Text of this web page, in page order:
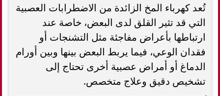
تُعد كهرباء المخ الزائدة من الاضطرابات العصبية
التي قد تثير القلق لدى البعض، خاصة عند
ارتباطها بأعراض مفاجئة مثل التشنجات أو
فقدان الوعي، فيما يربط البعض بينها وبين أورام
الدماغ أو أمراض عصبية أخرى تحتاج إلى
تشخيص دقيق وعلاج متخصص.